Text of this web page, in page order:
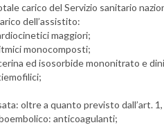
carico del Servizio sanitario
dell’assistito:
maggiori;
monocomposti;
ed isosorbide mononitrato e
oltre a quanto previsto dall’art.
anticoagulanti;